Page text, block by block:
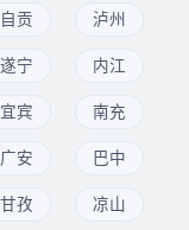
自贡 泸州
遂宁 内江
宜宾 南充
广安 巴中
甘孜 凉山